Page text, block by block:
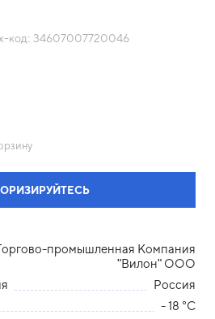
код: 34607007720046
промышленная Компания
"Вилон" ООО
Россия
- 18 °С